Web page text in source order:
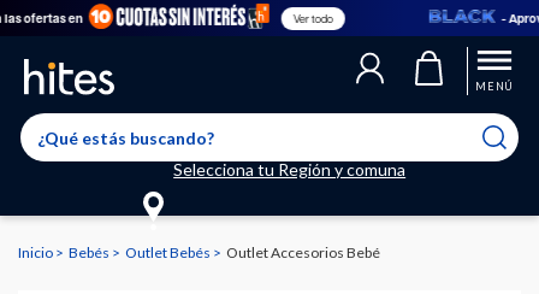
en Ver todo -
MENÚ
Selecciona tu Región y comuna
Inicio Bebés Outlet Bebés Outlet Accesorios Bebé